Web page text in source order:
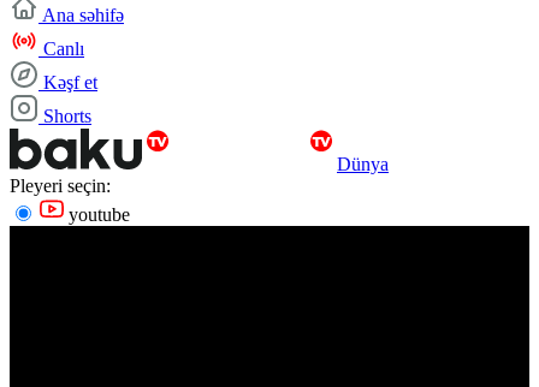
Ana səhifə
Canlı
Kəşf et
Shorts
Dünya
Pleyeri seçin:
youtube